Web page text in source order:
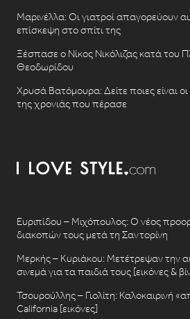
Μαρινέλλα: Οι γιατροί απαγορεύουν
επίσκεψη στο σπίτι της
Ξέσπασε ο Νίκος Νικόλιζας κατά του
Θεοδωρίδου
Χρυσά Βατόμουρα: Δείτε ποιες είναι οι
της χρονιάς που πέρασε
Ευριπίδου – Μιχόπουλος: Ο νέος
διακοπών τους μετά τη Σαντορίνη
Μερκής – Κυριάκου: Μετέτρεψαν την
σινεμά για τα παιδιά τους [εικόνες &
Τσουρούλλης – Γιολίτη: Καλοκαιρινή
California [εικόνες]